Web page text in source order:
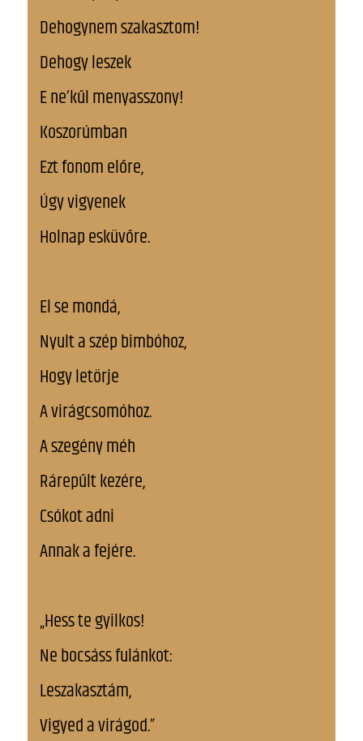
Dehogynem szakasztom!
Dehogy leszek
E ne’kűl menyasszony!
Koszorúmban
Ezt fonom előre,
Úgy vigyenek
Holnap esküvőre.
El se mondá,
Nyult a szép bimbóhoz,
Hogy letörje
A virágcsomóhoz.
A szegény méh
Rárepűlt kezére,
Csókot adni
Annak a fejére.
„Hess te gyilkos!
Ne bocsáss fulánkot:
Leszakasztám,
Vigyed a virágod.”